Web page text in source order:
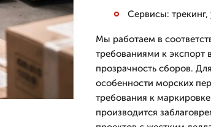
Сервисы:
Мы работаем в
требованиями к экспорт
прозрачность сборов.
особенности морских
требования к
производится